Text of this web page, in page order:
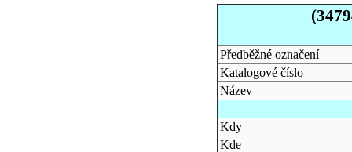
Předběžné označení
Katalogové číslo
Název
Kdy
Kde